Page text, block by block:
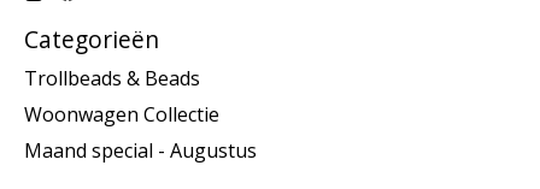
Categorieën
Trollbeads & Beads
Woonwagen Collectie
Maand special - Augustus